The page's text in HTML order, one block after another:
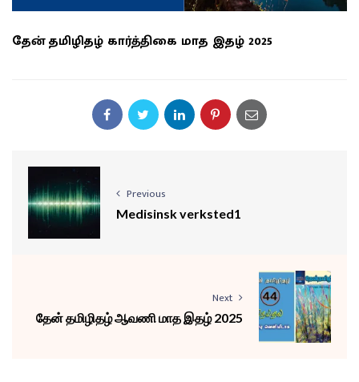
தேன் தமிழிதழ் கார்த்திகை மாத இதழ் 2025
Previous
Medisinsk verksted1
Next
தேன் தமிழிதழ் ஆவணி மாத இதழ் 2025